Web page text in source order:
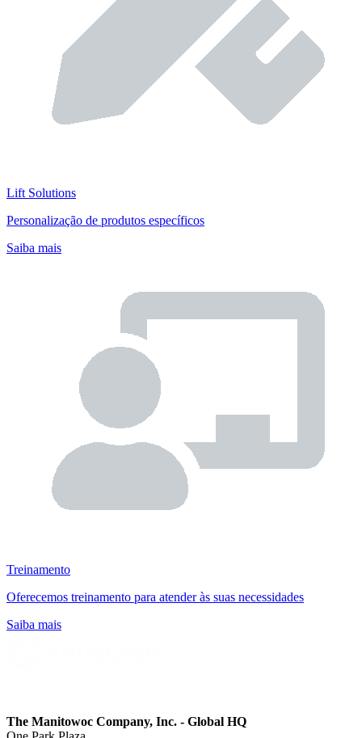
Lift Solutions
Personalização de produtos específicos
Saiba mais
Treinamento
Oferecemos treinamento para atender às suas necessidades
Saiba mais
The Manitowoc Company, Inc. - Global HQ